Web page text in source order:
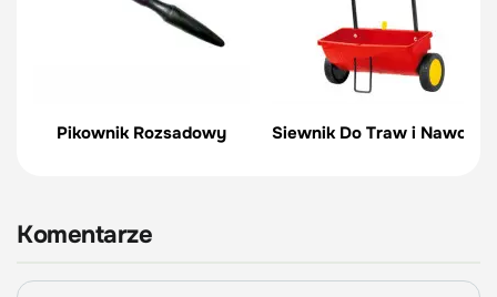
Pikownik Rozsadowy Siewnik Do Traw i
Komentarze